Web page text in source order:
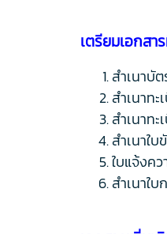
เตรียมเอกสา
สำเนาบั
สำเนาท
สำเนาท
สำเนาใ
ใบแจ้งค
สำเนาใ